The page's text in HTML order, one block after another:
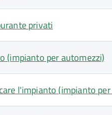
privati
(impianto per automezzi)
l'impianto (impianto